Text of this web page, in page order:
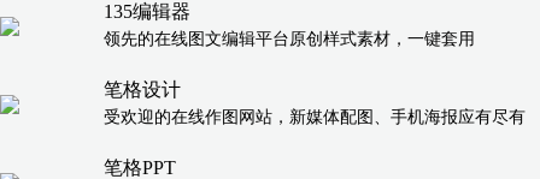
135编辑器
领先的在线图文编辑平台原创样式素材，一键套用
笔格设计
受欢迎的在线作图网站，新媒体配图、手机海报应有尽有
笔格PPT